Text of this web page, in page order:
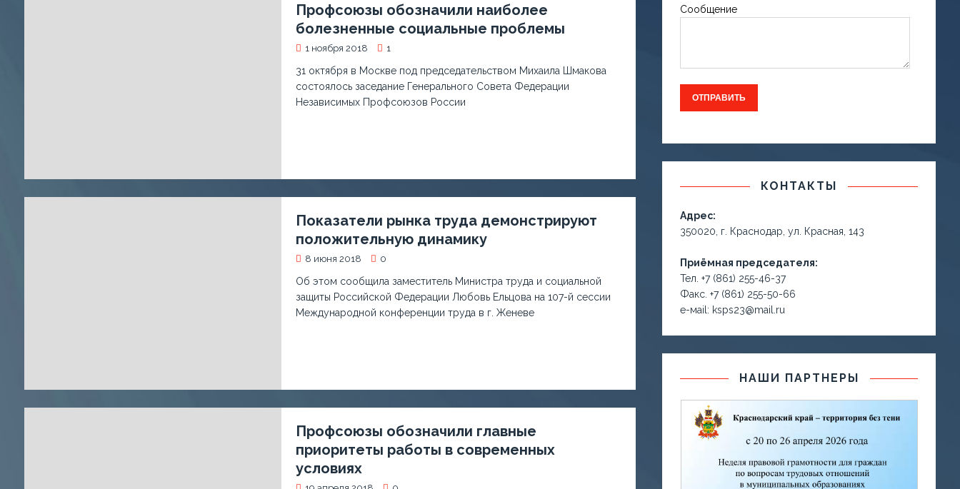
Профсоюзы обозначили наиболее
болезненные социальные проблемы
1 ноября 2018 1
31 октября в Москве под председательством Михаила Шмакова
состоялось заседание Генерального Совета Федерации
Независимых Профсоюзов России
Показатели рынка труда демонстрируют
положительную динамику
8 июня 2018 0
Об этом сообщила заместитель Министра труда и социальной
защиты Российской Федерации Любовь Ельцова на 107-й сессии
Международной конференции труда в г. Женеве
Профсоюзы обозначили главные
приоритеты работы в современных
условиях
Сообщение
КОНТАКТЫ
Адрес:
350020, г. Краснодар, ул. Красная, 143
Приёмная председателя:
Тел. +7 (861) 255-46-37
Факс. +7 (861) 255-50-66
е-маil: ksps23@mail.ru
НАШИ ПАРТНЕРЫ